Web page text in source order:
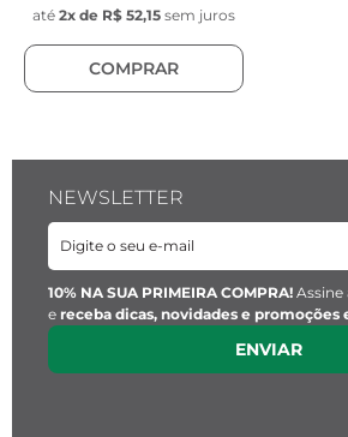
até 2x de R$ 52,15 sem juros
COMPRAR
NEWSLETTER
10% NA SUA PRIMEIRA COMPRA! Assine
e receba dicas, novidades e promoções
ENVIAR